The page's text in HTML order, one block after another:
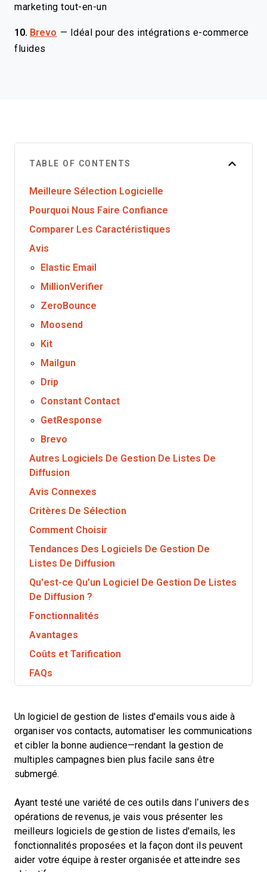
marketing tout-en-un
10. Brevo —
Idéal pour des intégrations e-commerce
fluides
TABLE OF CONTENTS
Meilleure Sélection Logicielle
Pourquoi Nous Faire Confiance
Comparer Les Caractéristiques
Avis
Elastic Email
MillionVerifier
ZeroBounce
Moosend
Kit
Mailgun
Drip
Constant Contact
GetResponse
Brevo
Autres Logiciels De Gestion De Listes De
Diffusion
Avis Connexes
Critères De Sélection
Comment Choisir
Tendances Des Logiciels De Gestion De
Listes De Diffusion
Qu'est-ce Qu'un Logiciel De Gestion De Listes
De Diffusion ?
Fonctionnalités
Avantages
Coûts et Tarification
FAQs
Un logiciel de gestion de listes d'emails vous aide à
organiser vos contacts, automatiser les communications
et cibler la bonne audience—rendant la gestion de
multiples campagnes bien plus facile sans être
submergé.
Ayant testé une variété de ces outils dans l’univers des
opérations de revenus, je vais vous présenter les
meilleurs logiciels de gestion de listes d'emails, les
fonctionnalités proposées et la façon dont ils peuvent
aider votre équipe à rester organisée et atteindre ses